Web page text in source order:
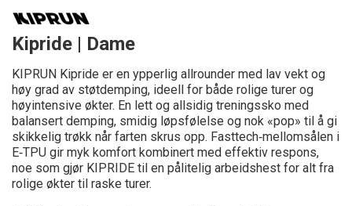
Kipride | Dame
KIPRUN Kipride er en ypperlig allrounder med lav vekt og
høy grad av støtdemping, ideell for både rolige turer og
høyintensive økter. En lett og allsidig treningssko med
balansert demping, smidig løpsfølelse og nok «pop» til å gi
skikkelig trøkk når farten skrus opp. Fasttech‑mellomsålen i
E‑TPU gir myk komfort kombinert med effektiv respons,
noe som gjør KIPRIDE til en pålitelig arbeidshest for alt fra
rolige økter til raske turer.